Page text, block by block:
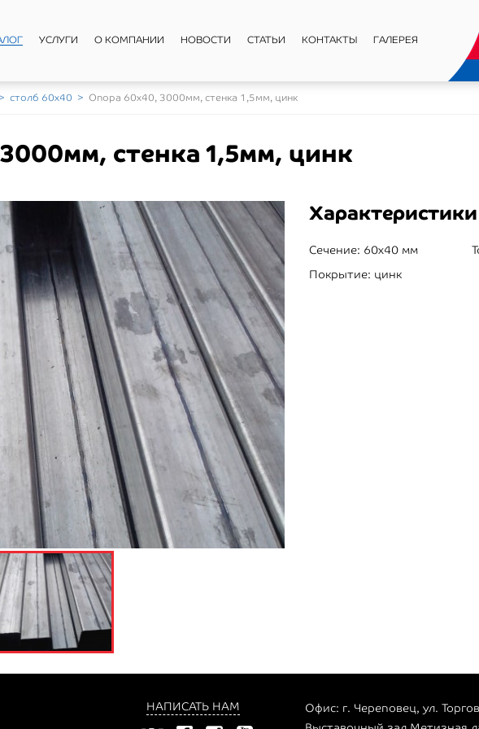
УСЛУГИ О КОМПАНИИ НОВОСТИ СТАТЬИ КОНТАКТЫ ГАЛЕРЕЯ
> столб 60х40 > Опора 60х40, 3000мм, стенка 1,5мм, цинк
стенка 1,5мм, цинк
Характеристики
Сечение: 60x40 мм
Покрытие: цинк
НАПИСАТЬ НАМ
Офис: г. Череповец, ул.